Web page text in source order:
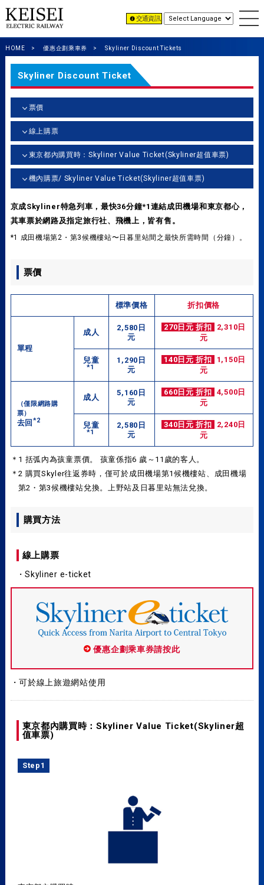
交通資訊
HOME 優惠企劃乘車券 Skyliner Discount Tickets
Skyliner Discount Ticket
票價
線上購票
東京都內購買時：Skyliner Value Ticket(Skyliner超值車票)
機內購票/ Skyliner Value Ticket(Skyliner超值車票)
京成Skyliner特急列車，最快36分鐘*1連結成田機場和東京都心，
其車票於網路及指定旅行社、飛機上，皆有售。
*1 成田機場第2・第3候機樓站〜日暮里站間之最快所需時間（分鐘）。
票價
標準價格 折扣價格
單程
成人
2,580日
元
270日元 折扣
2,310日
元
兒童
*1
1,290日
元
140日元 折扣
1,150日
元
（僅限網路購
票）
去回 *2
成人
5,160日
元
660日元 折扣 4,500日
元
兒童
*1
2,580日
元
340日元 折扣
2,240日
元
＊1 括弧內為孩童票價。 孩童係指6 歲～11歲的客人。
＊2 購買Skyler往返券時，僅可於成田機場第1候機樓站、成田機場
第2・第3候機樓站兌換。上野站及日暮里站無法兌換。
購買方法
線上購票
・Skyliner e-ticket
優惠企劃乘車券請按此
・可於線上旅遊網站使用
東京都內購買時：Skyliner Value Ticket(Skyliner超
值車票)
Step1